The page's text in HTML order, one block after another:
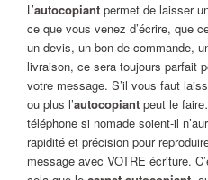
L’autocopiantpermet de laisser
ce que vous venez d’écrire, que
un devis, un bon de commande,
livraison, ce sera toujours parfait
votre message. S’il vous faut
ou plus l’autocopiantpeut le
téléphone si nomade soient-il
rapidité et précision pour
message avec VOTRE écriture.